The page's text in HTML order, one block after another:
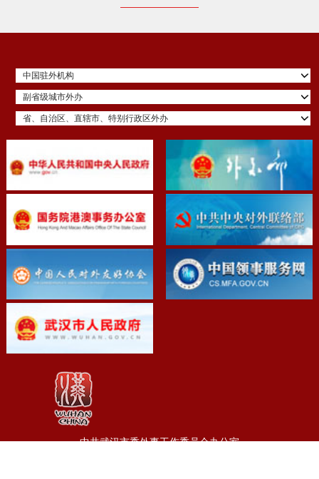
中国驻外机构
副省级城市外办
省、自治区、直辖市、特别行政区外办
中共武汉市委外事工作委员会办公室